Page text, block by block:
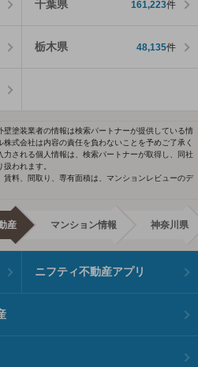
千葉県 161,223件
栃木県 48,135件
壁塗装業者の情報は検索パートナーが提供している情
式会社は内容の責任を負わないことを予めご了承く
される個人情報は、検索パートナーが取得し、同社
われます。
料、間取り、専有面積は、マンションレビューのデ
産 マンション情報 神奈川県
ニフティ不動産アプリ